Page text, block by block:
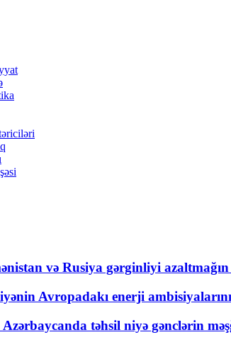
və Rusiya gərginliyi
Avropadakı enerji
təhsil niyə gənclərin